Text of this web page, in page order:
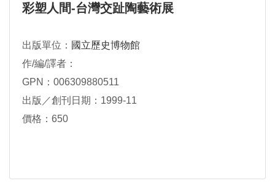
彩塑人間-台灣交趾陶藝術展
出版單位： 國立歷史博物館
作/編/譯者：
GPN：006309880511
出版／創刊日期：1999-11
價格：650